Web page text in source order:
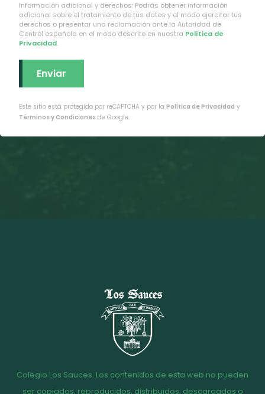
Información adicional y derechos: Podrás obtener información
adicional sobre el tratamiento de tus datos y el modo ejercitar tus
derechos o presentar una reclamación ante la Autoridad de
Control española en el modo descrito en nuestra Política de
Privacidad.
Este sitio está protegido por reCAPTCHA y por la Política de Privacidad y
Términos y Condiciones de Google.
Colegio Los Sauces. Los contenidos de esta web no pueden
ser copiados, reproducidos, distribuidos, descargados o